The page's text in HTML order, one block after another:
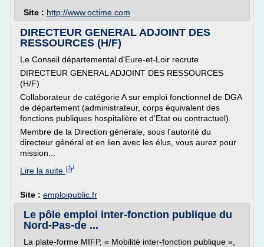
Site : http://www.octime.com
DIRECTEUR GENERAL ADJOINT DES
RESSOURCES (H/F)
Le Conseil départemental d'Eure-et-Loir recrute
DIRECTEUR GENERAL ADJOINT DES RESSOURCES
(H/F)
Collaborateur de catégorie A sur emploi fonctionnel de DGA
de département (administrateur, corps équivalent des
fonctions publiques hospitalière et d'Etat ou contractuel).
Membre de la Direction générale, sous l'autorité du
directeur général et en lien avec les élus, vous aurez pour
mission...
Lire la suite
Site : emploipublic.fr
Le pôle emploi inter-fonction publique du
Nord-Pas-de ...
La plate-forme MIFP, « Mobilité inter-fonction publique »,